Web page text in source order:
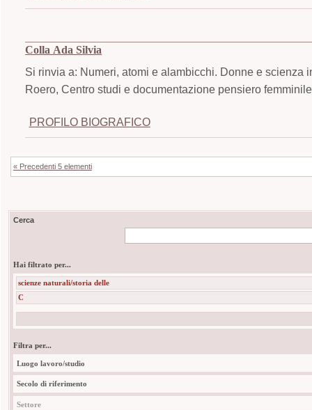
Colla Ada Silvia
Si rinvia a: Numeri, atomi e alambicchi. Donne e scienza
Roero, Centro studi e documentazione pensiero
PROFILO BIOGRAFICO
« Precedenti 5 elementi
Cerca
Hai filtrato per...
scienze naturali/storia delle
C
Filtra per...
Luogo lavoro/studio
Secolo di riferimento
Settore